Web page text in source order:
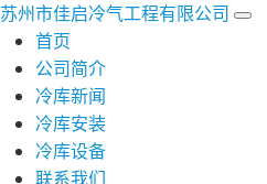
苏州市佳启冷气工程有限公司
首页
公司简介
冷库新闻
冷库安装
冷库设备
联系我们